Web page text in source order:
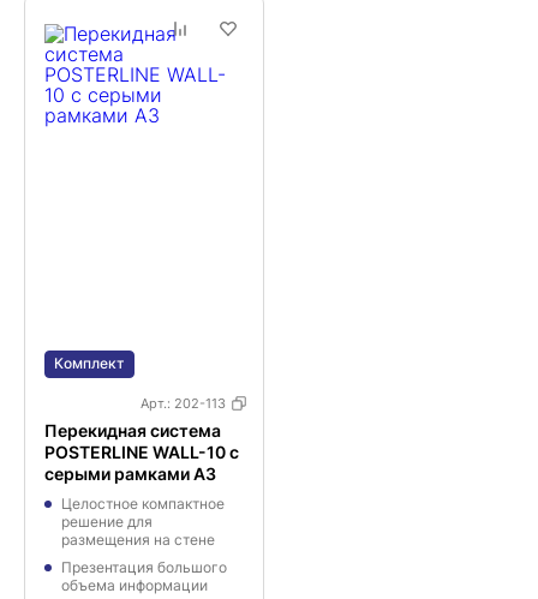
Комплект
Арт.: 202-113
Перекидная система
POSTERLINE WALL-10 с
серыми рамками А3
Целостное компактное
решение для
размещения на стене
Презентация большого
объема информации